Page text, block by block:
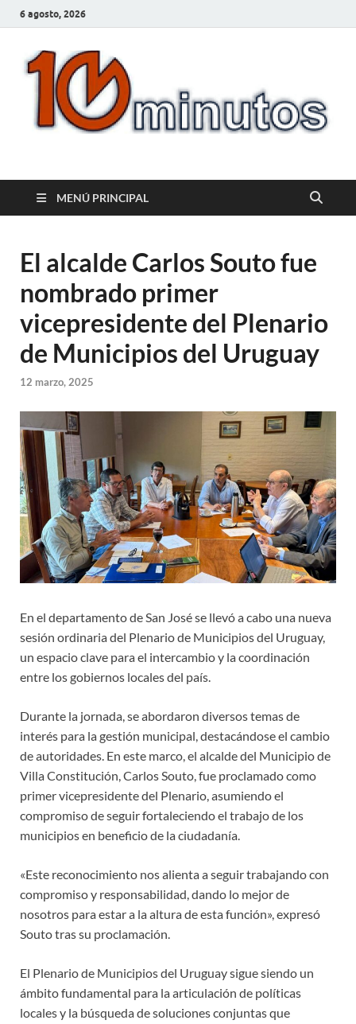
6 agosto, 2026
10minutos.com.uy
MENÚ PRINCIPAL
El alcalde Carlos Souto fue
nombrado primer
vicepresidente del Plenario
de Municipios del Uruguay
12 marzo, 2025
En el departamento de San José se llevó a cabo una nueva
sesión ordinaria del Plenario de Municipios del Uruguay,
un espacio clave para el intercambio y la coordinación
entre los gobiernos locales del país.
Durante la jornada, se abordaron diversos temas de
interés para la gestión municipal, destacándose el cambio
de autoridades. En este marco, el alcalde del Municipio de
Villa Constitución, Carlos Souto, fue proclamado como
primer vicepresidente del Plenario, asumiendo el
compromiso de seguir fortaleciendo el trabajo de los
municipios en beneficio de la ciudadanía.
«Este reconocimiento nos alienta a seguir trabajando con
compromiso y responsabilidad, dando lo mejor de
nosotros para estar a la altura de esta función», expresó
Souto tras su proclamación.
El Plenario de Municipios del Uruguay sigue siendo un
ámbito fundamental para la articulación de políticas
locales y la búsqueda de soluciones conjuntas que